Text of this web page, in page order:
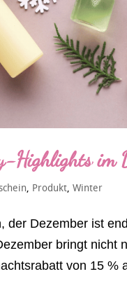
Highlights im
, Produkt,Winter
der Dezember ist
bringt nicht
von 15 %